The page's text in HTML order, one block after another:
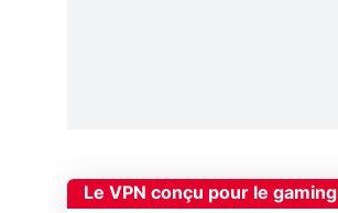
Le VPN conçu pour le gaming